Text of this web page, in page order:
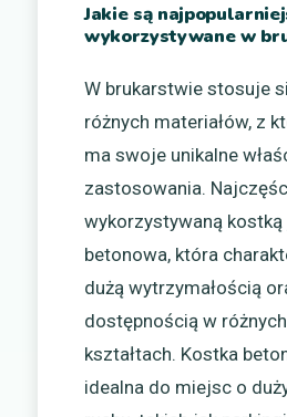
Jakie są
wykorzystywane w
W brukarstwie stosuje
różnych materiałów, z
ma swoje unikalne
zastosowania.
wykorzystywaną
betonowa, która
dużą wytrzymałością
dostępnością w
kształtach. Kostka
idealna do miejsc o